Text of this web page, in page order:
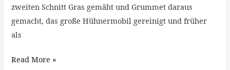
zweiten Schnitt Gras gemäht und Grummet daraus
gemacht, das große Hühnermobil gereinigt und früher
als
Read More »